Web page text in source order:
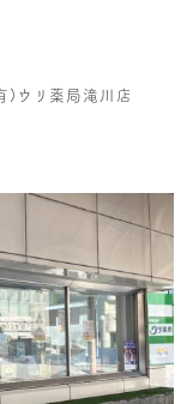
)ウリ薬局滝川店